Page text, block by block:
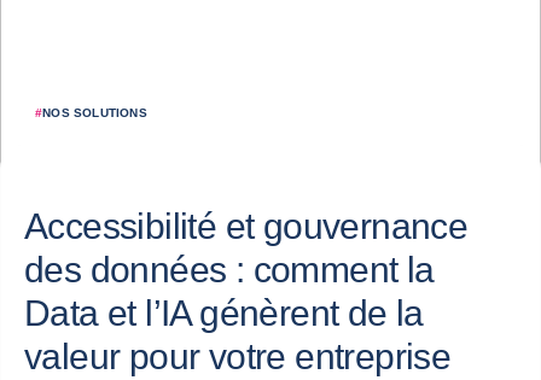
#NOS SOLUTIONS
Accessibilité et gouvernance
des données : comment la
Data et l’IA génèrent de la
valeur pour votre entreprise